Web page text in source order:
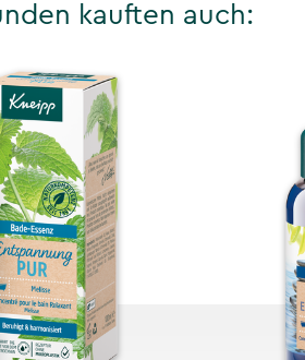
kauften auch: